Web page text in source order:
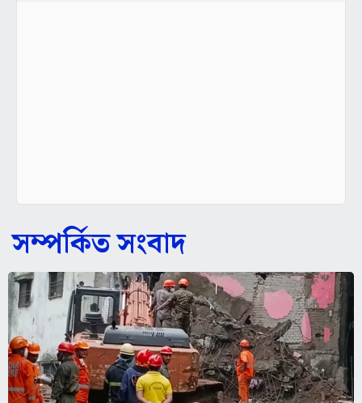
সম্পর্কিত সংবাদ